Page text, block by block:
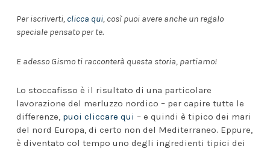
Per iscriverti, clicca qui, così puoi avere anche un regalo
speciale pensato per te.
E adesso Gismo ti racconterà questa storia, partiamo!
Lo stoccafisso è il risultato di una particolare
lavorazione del merluzzo nordico – per capire tutte le
differenze, puoi cliccare qui – e quindi è tipico dei mari
del nord Europa, di certo non del Mediterraneo. Eppure,
è diventato col tempo uno degli ingredienti tipici dei